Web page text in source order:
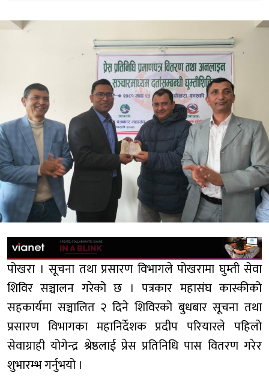
पोखरा । सूचना तथा प्रसारण विभागले पोखरामा घुम्ती सेवा
शिविर सञ्चालन गरेको छ । पत्रकार महासंघ कास्कीको
सहकार्यमा सञ्चालित २ दिने शिविरको बुधबार सूचना तथा
प्रसारण विभागका महानिर्देशक प्रदीप परियारले पहिलो
सेवाग्राही योगेन्द्र श्रेष्ठलाई प्रेस प्रतिनिधि पास वितरण गरेर
शुभारम्भ गर्नुभयो ।